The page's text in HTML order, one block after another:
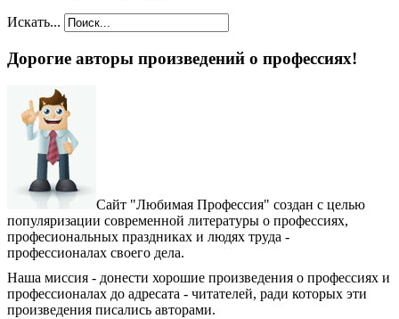
Искать...
Дорогие авторы произведений о профессиях!
Сайт "Любимая Профессия" создан c целью
популяризации современной литературы о профессиях,
професиональных праздниках и людях труда -
профессионалах своего дела.
Наша миссия - донести хорошие произведения о профессиях и
профессионалах до адресата - читателей, ради которых эти
произведения писались авторами.